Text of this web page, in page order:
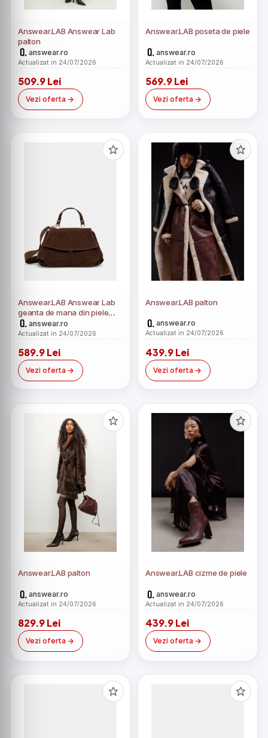
Answear.LAB Answear Lab
palton
answear.ro
Actualizat in 24/07/2026
509.9 Lei
Vezi oferta
Answear.LAB poseta de piele
answear.ro
Actualizat in 24/07/2026
569.9 Lei
Vezi oferta
Answear.LAB Answear Lab
geanta de mana din piele
intoarsa
answear.ro
Actualizat in 24/07/2026
589.9 Lei
Vezi oferta
Answear.LAB palton
answear.ro
Actualizat in 24/07/2026
439.9 Lei
Vezi oferta
Answear.LAB palton
answear.ro
Actualizat in 24/07/2026
829.9 Lei
Vezi oferta
Answear.LAB cizme de piele
answear.ro
Actualizat in 24/07/2026
439.9 Lei
Vezi oferta